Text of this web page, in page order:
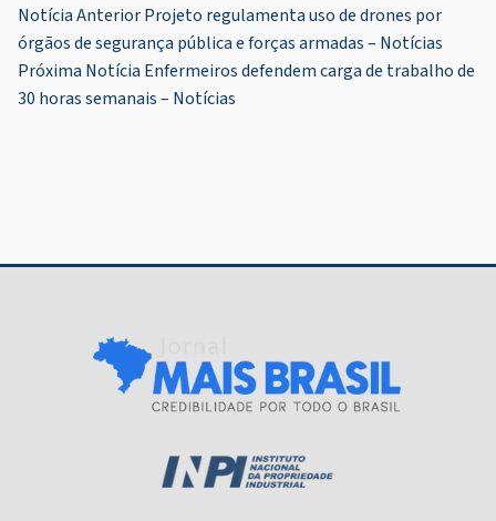
Navegação
de
Post
Notícia AnteriorProjeto regulamenta uso de drones por
órgãos de segurança pública e forças armadas – Notícias
Próxima Notícia Enfermeiros defendem carga de trabalho de
30 horas semanais – Notícias